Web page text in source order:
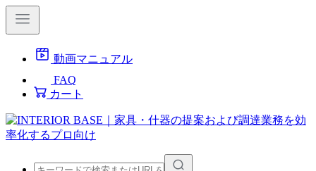
動画マニュアル
FAQ
カート